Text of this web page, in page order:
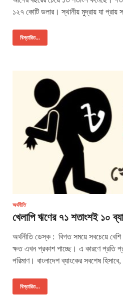
১২৭ কোটি ডলার। স্থানীয় মুদ্রায় যা
বিস্তারিত...
অর্থনীতি
খেলাপি ঋণের ৭১ শতাংশই ১০
অর্থনীতি ডেস্ক : বিগত সময়ে সবচেয়ে বেশি
ক্ষত এখন প্রকাশ পাচ্ছে। এ কারণে প্রতি
পরিমাণ। বাংলাদেশ ব্যাংকের সবশেষ
বিস্তারিত...